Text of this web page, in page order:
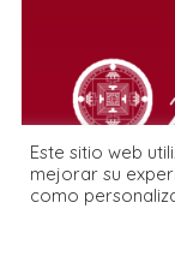
Este sitio web
mejorar su
como